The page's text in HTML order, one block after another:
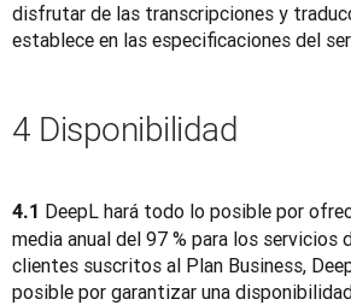
disfrutar de las transcripciones y
establece en las especificaciones del
4 Disponibilidad
4.1 DeepL hará todo lo posible por
media anual del 97 % para los servicios
clientes suscritos al Plan Business,
posible por garantizar una